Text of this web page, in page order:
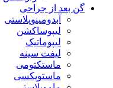
گن بعد از جراحی
آبدومینوپلاستی
لیپوساکشن
لیپوماتیک
لیفت سینه
ماستکتومی
ماستوپکسی